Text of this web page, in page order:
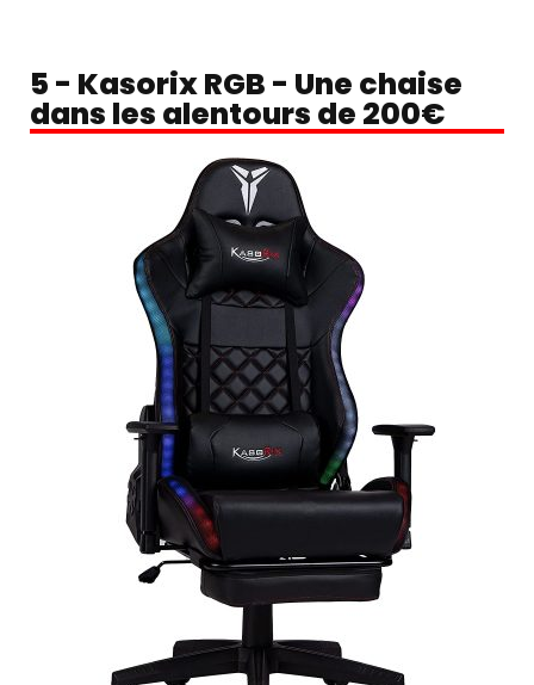
5 - Kasorix RGB - Une chaise
dans les alentours de 200€